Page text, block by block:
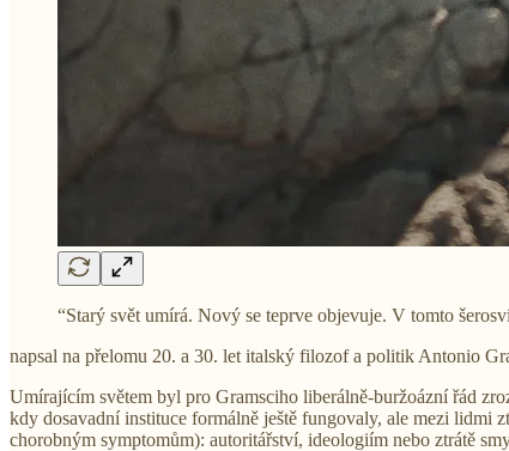
“Starý svět umírá. Nový se teprve objevuje. V tomto
napsal na přelomu 20. a 30. let italský filozof a politik Antonio
Umírajícím světem byl pro Gramsciho liberálně-buržoázní řád
kdy dosavadní instituce formálně ještě fungovaly, ale mezi lidmi
chorobným symptomům): autoritářství, ideologiím nebo ztrátě